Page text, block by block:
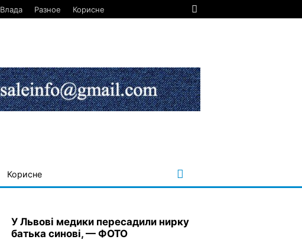
Влада Разное Корисне
Корисне
У Львові медики пересадили нирку
батька синові, — ФОТО